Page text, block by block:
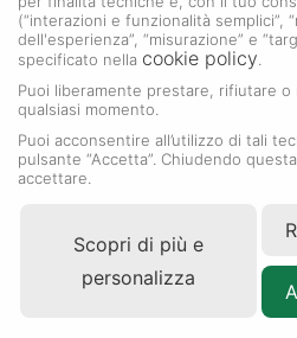
Rolex Lady-Datejust
(“interazioni e funzionalità semplici”,
dell'esperienza”, “misurazione” e
specificato nella cookie policy
Puoi liberamente prestare, rifiutare
qualsiasi momento.
Puoi acconsentire all’utilizzo di tali
pulsante “Accetta”. Chiudendo
accettare.
Scopri di più e
personalizza